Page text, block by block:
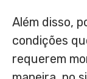
Além disso,
condições
requerem